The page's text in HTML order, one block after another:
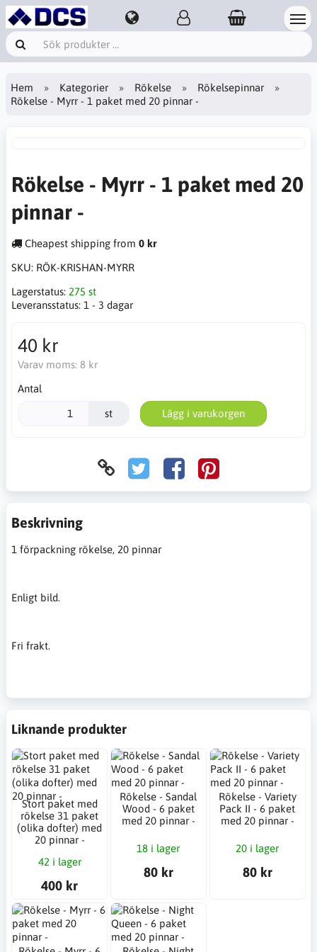
Hem Kategorier Rökelse
Rökelsepinnar
Rökelse - Myrr - 1 paket med 20 pinnar -
Rökelse - Myrr - 1 paket med 20
pinnar -
Cheapest shipping from 0 kr
SKU: RÖK-KRISHAN-MYRR
Lagerstatus: 275 st
Leveransstatus: 1 - 3 dagar
40 kr
Varav moms: 8 kr
Antal
st Lägg i varukorgen
Beskrivning
1 förpackning rökelse, 20 pinnar
Enligt bild.
Fri frakt.
Liknande produkter
Stort paket med
rökelse 31 paket
(olika dofter) med
20 pinnar -
42 i lager
400 kr
Rökelse - Sandal
Wood - 6 paket
med 20 pinnar -
18 i lager
80 kr
Rökelse - Variety
Pack II - 6 paket
med 20 pinnar -
20 i lager
80 kr